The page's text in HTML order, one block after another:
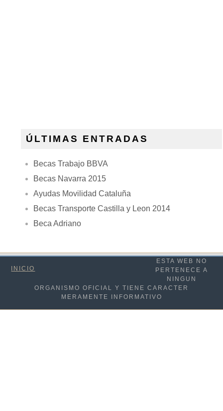
ÚLTIMAS ENTRADAS
Becas Trabajo BBVA
Becas Navarra 2015
Ayudas Movilidad Cataluña
Becas Transporte Castilla y Leon 2014
Beca Adriano
INICIO
ESTA WEB NO
PERTENECE A
NINGUN
ORGANISMO OFICIAL Y TIENE CARACTER
MERAMENTE INFORMATIVO